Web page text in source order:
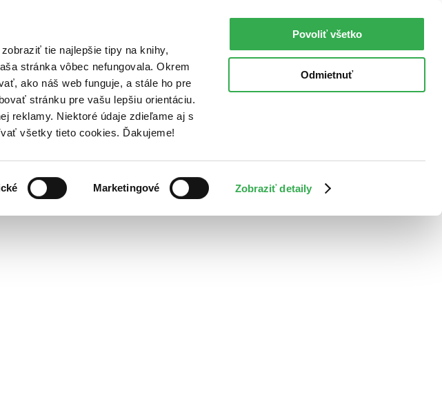
tie najlepšie tipy na knihy,
stránka vôbec nefungovala. Okrem
ako náš web funguje, a stále ho pre
stránku pre vašu lepšiu orientáciu.
reklamy. Niektoré údaje zdieľame aj s
všetky tieto cookies. Ďakujeme!
Marketingové Zobraziť detaily
Povoliť všetko
Odmietnuť